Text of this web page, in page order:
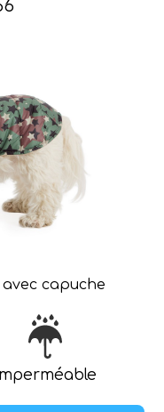
capuche